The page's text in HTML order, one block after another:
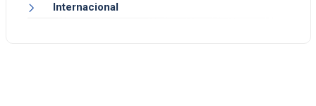
Internacional